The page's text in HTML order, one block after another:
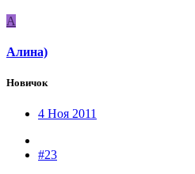
А
Алина)
Новичок
4 Ноя 2011
#23